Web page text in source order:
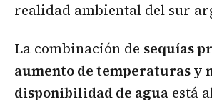
realidad ambiental del sur
La combinación de sequías
aumento de temperaturas y
disponibilidad de agua está